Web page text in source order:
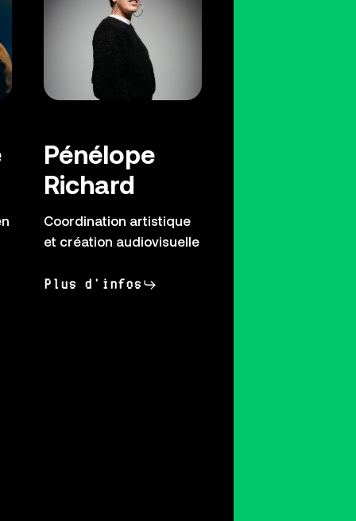
Pénélope
Richard
Coordination artistique
et création audiovisuelle
Plus d'infos